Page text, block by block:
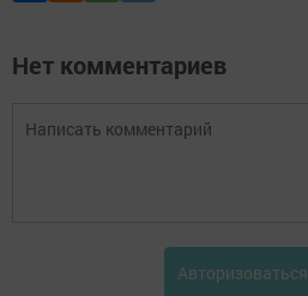
Нет комментариев
Авторизоваться